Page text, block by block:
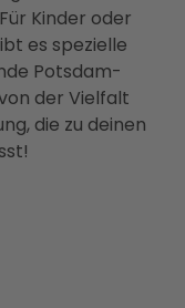
Kinder oder
es spezielle
Potsdam-
der Vielfalt
die zu deinen